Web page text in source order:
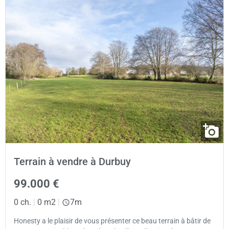
Terrain à vendre à Durbuy
99.000 €
0 ch. | 0 m2 | 7m
Honesty a le plaisir de vous présenter ce beau terrain à bâtir de